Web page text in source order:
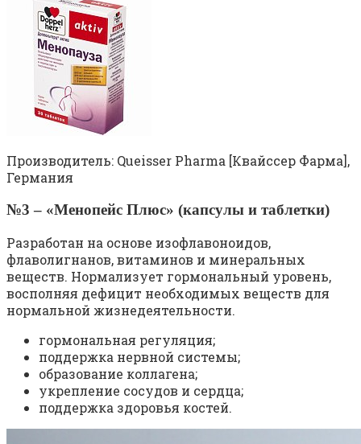
Производитель: Queisser Pharma [Квайссер Фарма],
Германия
№3 – «Менопейс Плюс» (капсулы и таблетки)
Разработан на основе изофлавоноидов,
флаволигнанов, витаминов и минеральных
веществ. Нормализует гормональный уровень,
восполняя дефицит необходимых веществ для
нормальной жизнедеятельности.
гормональная регуляция;
поддержка нервной системы;
образование коллагена;
укрепление сосудов и сердца;
поддержка здоровья костей.